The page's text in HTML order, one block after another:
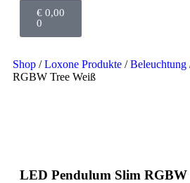
€ 0,00
0
Shop /Loxone Produkte /Beleuchtung
RGBW Tree Weiß
LED Pendulum Slim RGBW